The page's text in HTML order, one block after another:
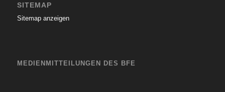
SITEMAP
Sitemap anzeigen
MEDIENMITTEILUNGEN DES BFE